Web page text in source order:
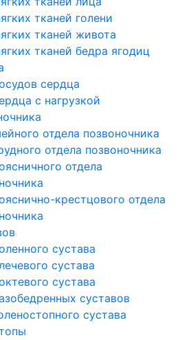
тканей голени
тканей живота
тканей бедра ягодиц
сердца
с нагрузкой
отдела позвоночника
отдела позвоночника
отдела
крестцового отдела
сустава
сустава
сустава
суставов
сустава